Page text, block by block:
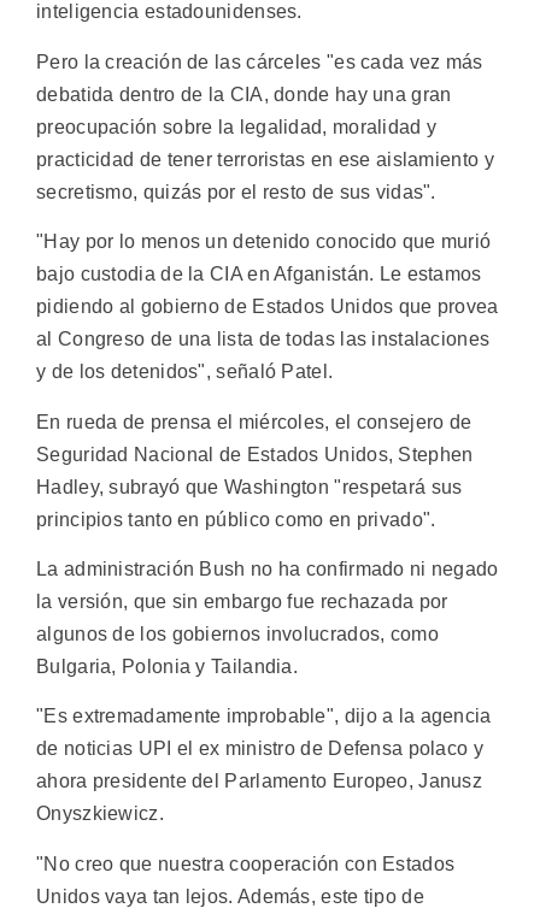
inteligencia estadounidenses.
Pero la creación de las cárceles "es cada vez más
debatida dentro de la CIA, donde hay una gran
preocupación sobre la legalidad, moralidad y
practicidad de tener terroristas en ese aislamiento y
secretismo, quizás por el resto de sus vidas".
"Hay por lo menos un detenido conocido que murió
bajo custodia de la CIA en Afganistán. Le estamos
pidiendo al gobierno de Estados Unidos que provea
al Congreso de una lista de todas las instalaciones
y de los detenidos", señaló Patel.
En rueda de prensa el miércoles, el consejero de
Seguridad Nacional de Estados Unidos, Stephen
Hadley, subrayó que Washington "respetará sus
principios tanto en público como en privado".
La administración Bush no ha confirmado ni negado
la versión, que sin embargo fue rechazada por
algunos de los gobiernos involucrados, como
Bulgaria, Polonia y Tailandia.
"Es extremadamente improbable", dijo a la agencia
de noticias UPI el ex ministro de Defensa polaco y
ahora presidente del Parlamento Europeo, Janusz
Onyszkiewicz.
"No creo que nuestra cooperación con Estados
Unidos vaya tan lejos. Además, este tipo de